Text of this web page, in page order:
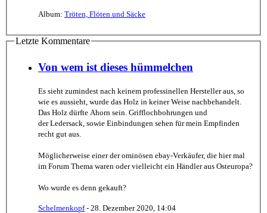
Album: Tröten, Flöten und Säcke
Letzte Kommentare
Von wem ist dieses hümmelchen
Es sieht zumindest nach keinem professinellen Hersteller aus, so
wie es aussieht, wurde das Holz in keiner Weise nachbehandelt.
Das Holz dürfte Ahorn sein. Grifflochbohrungen und
der Ledersack, sowie Einbindungen sehen für mein Empfinden
recht gut aus.
Möglicherweise einer der ominösen ebay-Verkäufer, die hier mal
im Forum Thema waren oder vielleicht ein Händler aus Osteuropa?
Wo wurde es denn gekauft?
Schelmenkopf- 28. Dezember 2020, 14:04